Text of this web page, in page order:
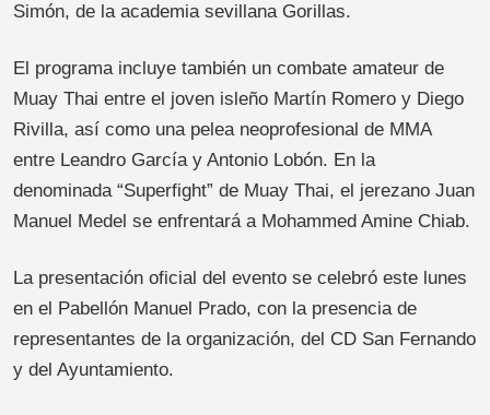
Simón, de la academia sevillana Gorillas.
El programa incluye también un combate amateur de
Muay Thai entre el joven isleño Martín Romero y Diego
Rivilla, así como una pelea neoprofesional de MMA
entre Leandro García y Antonio Lobón. En la
denominada “Superfight” de Muay Thai, el jerezano Juan
Manuel Medel se enfrentará a Mohammed Amine Chiab.
La presentación oficial del evento se celebró este lunes
en el Pabellón Manuel Prado, con la presencia de
representantes de la organización, del CD San Fernando
y del Ayuntamiento.